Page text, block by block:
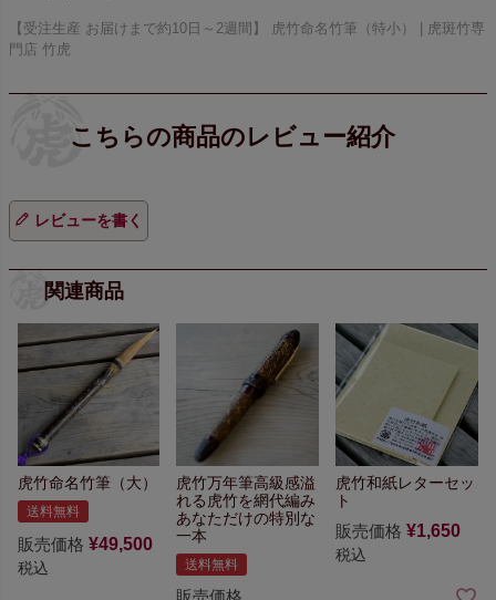
【受注生産 お届けまで約10日～2週間】 虎竹命名竹筆（特小） | 虎斑竹専
門店 竹虎
レビューを書く
関連商品
虎竹命名竹筆（大）
送料無料
販売価格 ¥49,500
税込
虎竹万年筆高級感溢
れる虎竹を網代編み
あなただけの特別な
一本
送料無料
虎竹和紙レターセッ
ト
販売価格 ¥1,650
税込